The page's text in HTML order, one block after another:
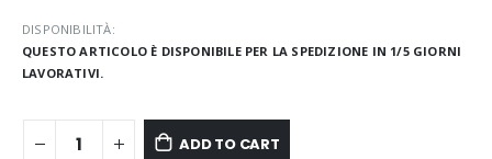
DISPONIBILITÀ:
QUESTO ARTICOLO È DISPONIBILE PER LA SPEDIZIONE IN 1/5 GIORNI
LAVORATIVI.
ADD TO CART